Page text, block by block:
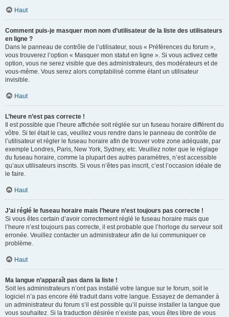
Haut
Comment puis-je masquer mon nom d’utilisateur de la liste des utilisateurs
en ligne ?
Dans le panneau de contrôle de l’utilisateur, sous « Préférences du forum »,
vous trouverez l’option « Masquer mon statut en ligne ». Si vous activez cette
option, vous ne serez visible que des administrateurs, des modérateurs et de
vous-même. Vous serez alors comptabilisé comme étant un utilisateur
invisible.
Haut
L’heure n’est pas correcte !
Il est possible que l’heure affichée soit réglée sur un fuseau horaire différent du
vôtre. Si tel était le cas, veuillez vous rendre dans le panneau de contrôle de
l’utilisateur et régler le fuseau horaire afin de trouver votre zone adéquate, par
exemple Londres, Paris, New York, Sydney, etc. Veuillez noter que le réglage
du fuseau horaire, comme la plupart des autres paramètres, n’est accessible
qu’aux utilisateurs inscrits. Si vous n’êtes pas inscrit, c’est l’occasion idéale de
le faire.
Haut
J’ai réglé le fuseau horaire mais l’heure n’est toujours pas correcte !
Si vous êtes certain d’avoir correctement réglé le fuseau horaire mais que
l’heure n’est toujours pas correcte, il est probable que l’horloge du serveur soit
erronée. Veuillez contacter un administrateur afin de lui communiquer ce
problème.
Haut
Ma langue n’apparaît pas dans la liste !
Soit les administrateurs n’ont pas installé votre langue sur le forum, soit le
logiciel n’a pas encore été traduit dans votre langue. Essayez de demander à
un administrateur du forum s’il est possible qu’il puisse installer la langue que
vous souhaitez. Si la traduction désirée n’existe pas, vous êtes libre de vous